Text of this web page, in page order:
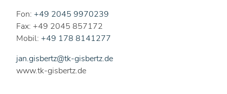
Fon: +49 2045 9970239
Fax: +49 2045 857172
Mobil: +49 178 8141277
jan.gisbertz@tk-gisbertz.de
www.tk-gisbertz.de